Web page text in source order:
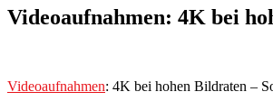
Videoaufnahmen: 4K bei
Videoaufnahmen: 4K bei hohen Bildraten –